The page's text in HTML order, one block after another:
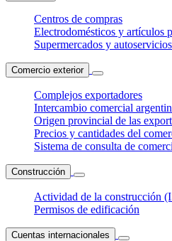
Centros de compras
Electrodomésticos y artículos
Supermercados y
Comercio exterior
Complejos exportadores
Intercambio comercial
Origen provincial de las
Precios y cantidades del
Sistema de consulta de
Construcción
Actividad de la construcción
Permisos de edificación
Cuentas internacionales